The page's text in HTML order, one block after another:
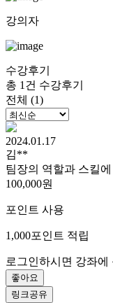
강의자
수강후기
총 1건 수강후기
전체 (1)
2024.01.17
김**
팀장의 역할과 스킬
100,000원
포인트 사용
1,000포인트 적립
로그인하시면 강좌에
좋아요
링크공유